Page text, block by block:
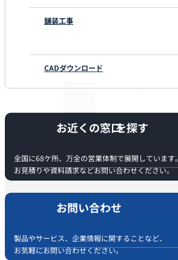
舗装工事
CADダウンロード
お近くの窓口
全国に68ケ所、万全の営業体制で展開しています。
お見積りや資料請求などお問い合わせください。
お問い合わせ
製品やサービス、企業情報に関することなど、
お気軽にお問い合わせください。